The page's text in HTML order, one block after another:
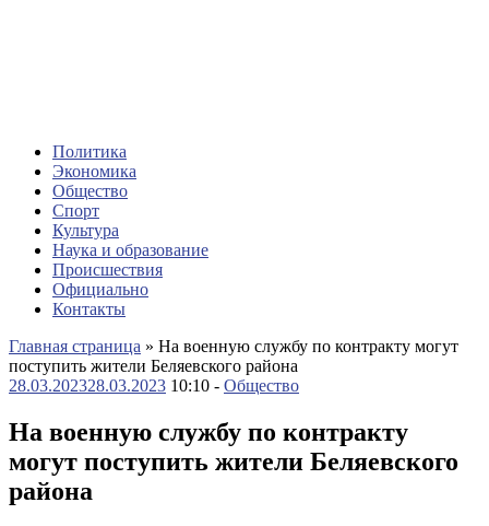
Политика
Экономика
Общество
Спорт
Культура
Наука и образование
Происшествия
Официально
Контакты
Главная страница » На военную службу по контракту могут
поступить жители Беляевского района
28.03.202328.03.2023 10:10 - Общество
На военную службу по контракту
могут поступить жители Беляевского
района